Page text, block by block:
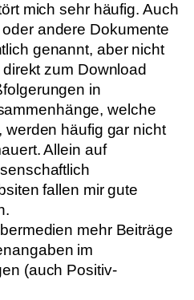
mich sehr häufig. Auch
andere Dokumente
genannt, aber nicht
zum Download
in
welche
werden häufig gar nicht
Allein auf
fallen mir gute
mehr Beiträge
im
(auch Positiv-